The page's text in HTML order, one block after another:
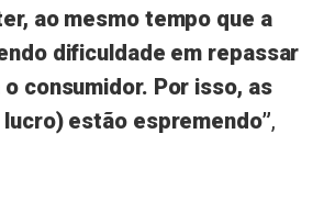
ao mesmo tempo que a
dificuldade em repassar
consumidor. Por isso, as
estão espremendo”,